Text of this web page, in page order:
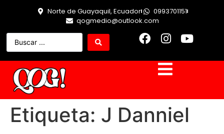
Norte de Guayaquil, Ecuador
0993701151
qogmedio@outlook.com
Etiqueta: J Danniel